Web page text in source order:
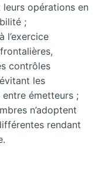
opérations en
;
l’exercice
contrôles
les
émetteurs ;
n’adoptent
rendant